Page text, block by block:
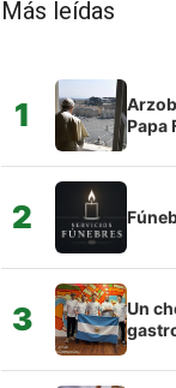
Más leídas
1
Papa
2
3
Un